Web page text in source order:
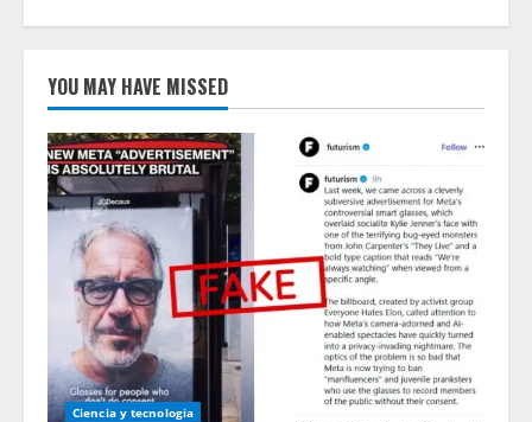
YOU MAY HAVE MISSED
Ciencia y tecnologia